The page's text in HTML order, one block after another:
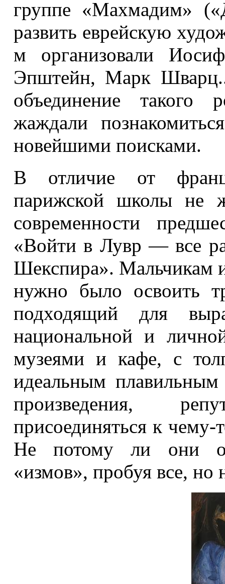
группе «Махмадим»
развить еврейскую
м организовали
Эпштейн, Марк
объединение такого
жаждали
новейшими поисками.
В отличие от
парижской школы не
современности
«Войти в Лувр — все
Шекспира». Мальчикам
нужно было освоить
подходящий для
национальной и
музеями и кафе, с
идеальным
произведения,
присоединяться к
Не потому ли они
«измов», пробуя все, но